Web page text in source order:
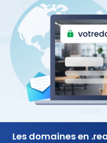
Les domaines en